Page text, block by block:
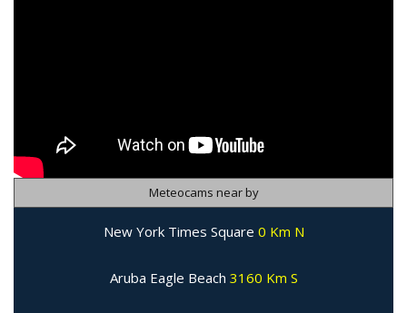
Meteocams near by
New York Times Square 0 Km N
Aruba Eagle Beach 3160 Km S